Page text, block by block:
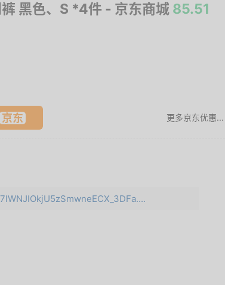
黑色、S *4件 - 京东商城 85.51
更多京东优惠...